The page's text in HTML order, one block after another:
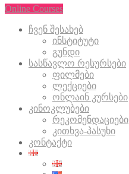
Online Courses
ჩვენ შესახებ
ინსტიტუტი
გუნდი
სასწავლო რესურსები
ფილმები
ლექციები
ონლაინ კურსები
კინოკლუბები
რეკომენდაციები
კითხვა-პასუხი
კონტაქტი